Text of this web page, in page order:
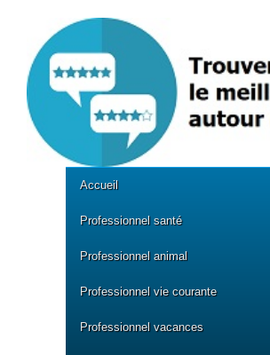
Accueil
Professionnel santé
Professionnel animal
Professionnel vie courante
Professionnel vacances